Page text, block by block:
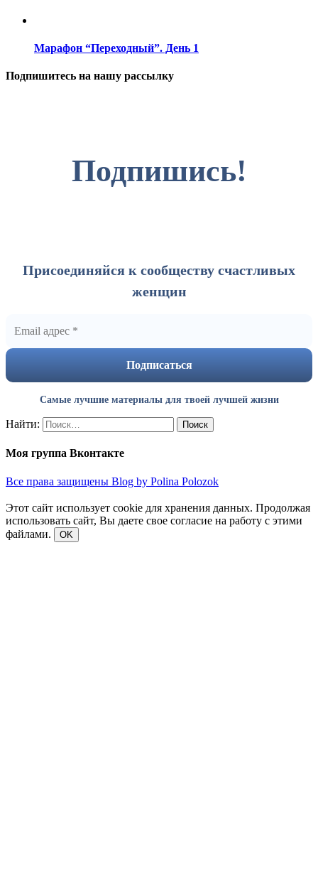
Марафон “Переходный”. День 1
Подпишитесь на нашу рассылку
Подпишись!
Присоединяйся к сообществу счастливых
женщин
Самые лучшие материалы для твоей лучшей жизни
Найти:
Моя группа Вконтакте
Все права защищены Blog by Polina Polozok
Этот сайт использует cookie для хранения данных. Продолжая
использовать сайт, Вы даете свое согласие на работу с этими
файлами.
OK